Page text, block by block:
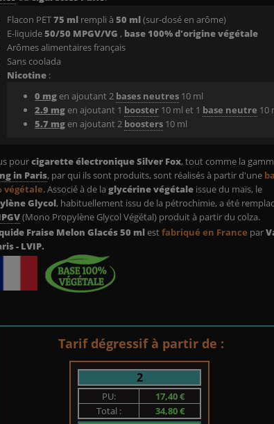
Flacon PET75 ml rempli à50 ml(sur-dosé en arôme)
E-liquide50/50 MPGV/VG , base 100% d'origine végétale
Arômes alimentaires français
Sans coolada
Nicotine :
0 mg en ajoutant 2 bases neutres 10 ml
2.9 mg en ajoutant 1 booster 10 ml et 1 base neutre 10
5.7 mg en ajoutant 2 boosters 10 ml
pourcigarette électroniqueSilver Fox, tout comme la
in Paris, par qui ils sont produits, sont réalisés à partir d'une
végétale. Associé à de laglycérine végétale issue du maïs, le
Glycol, habituellement issu de la pétrochimie, a été
(Mono Propylène Glycol Végétal) produit à partir du colza.
Fraise Melon Glacés 50 mlestfabriqué en France par
- LVIP.
Tarif dégressif à partir de :
2
PU:
17,40 €
Total :
34,80 €